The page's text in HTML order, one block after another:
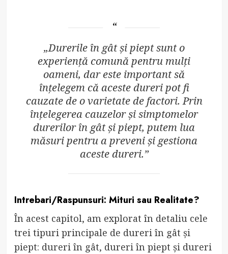
„Durerile în gât și piept sunt o
experiență comună pentru mulți
oameni, dar este important să
înțelegem că aceste dureri pot fi
cauzate de o varietate de factori. Prin
înțelegerea cauzelor și simptomelor
durerilor în gât și piept, putem lua
măsuri pentru a preveni și gestiona
aceste dureri.”
Intrebari/Raspunsuri: Mituri sau Realitate?
În acest capitol, am explorat în detaliu cele
trei tipuri principale de dureri în gât și
piept: dureri în gât, dureri în piept și dureri